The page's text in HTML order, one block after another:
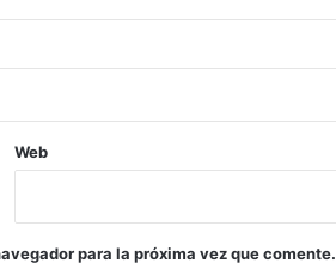
Web
para la próxima vez que comente.